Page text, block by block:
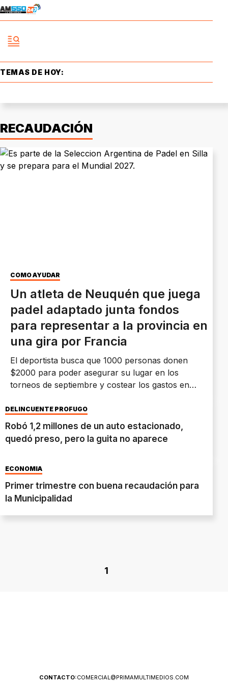
TEMAS DE HOY:
RECAUDACIÓN
CÓMO AYUDAR
Un atleta de Neuquén que juega
padel adaptado junta fondos
para representar a la provincia en
una gira por Francia
El deportista busca que 1000 personas donen
$2000 para poder asegurar su lugar en los
torneos de septiembre y costear los gastos en
DELINCUENTE PRÓFUGO
Robó 1,2 millones de un auto estacionado,
quedó preso, pero la guita no aparece
ECONOMÍA
Primer trimestre con buena recaudación para
la Municipalidad
1
CONTACTO:COMERCIAL@PRIMAMULTIMEDIOS.COM